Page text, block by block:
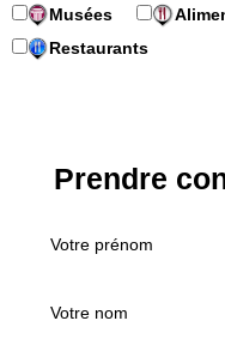
Musées
Restaurants
Prendre